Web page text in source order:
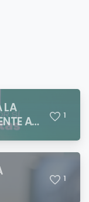
LA
A
1
1